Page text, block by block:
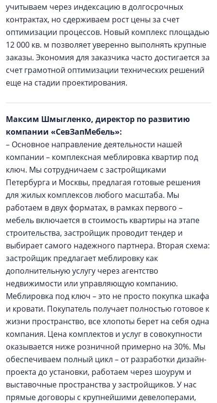
учитываем через индексацию в долгосрочных
контрактах, но сдерживаем рост цены за счет
оптимизации процессов. Новый комплекс площадью
12 000 кв. м позволяет уверенно выполнять крупные
заказы. Экономия для заказчика часто достигается за
счет грамотной оптимизации технических решений
еще на стадии проектирования.
Максим Шмыгленко, директор по развитию
компании «СевЗапМебель»:
– Основное направление деятельности нашей
компании – комплексная меблировка квартир под
ключ. Мы сотрудничаем с застройщиками
Петербурга и Москвы, предлагая готовые решения
для жилых комплексов любого масштаба. Мы
работаем в двух форматах, в рамках первого –
мебель включается в стоимость квартиры на этапе
строительства, застройщик проводит тендер и
выбирает самого надежного партнера. Вторая схема:
застройщик предлагает меблировку как
дополнительную услугу через агентство
недвижимости или управляющую компанию.
Меблировка под ключ – это не просто покупка шкафа
и кровати. Покупатель получает полностью готовое к
жизни пространство, все хлопоты берет на себя одна
компания. Цена комплектов и услуг в совокупности
оказывается ниже розничной примерно на 30%. Мы
обеспечиваем полный цикл – от разработки дизайн-
проекта до установки, работаем через шоурум и
выставочные пространства у застройщиков. У нас
прямые договоры с крупнейшими девелоперами,